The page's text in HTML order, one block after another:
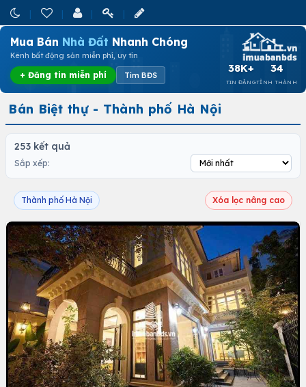
Mua Bán Nhà Đất Nhanh Chóng
Kênh bất động sản miễn phí, uy tín
+ Đăng tin miễn phí Tìm BĐS
38K+
TIN ĐĂNG
34
TỈNH THÀNH
Bán Biệt thự - Thành phố Hà Nội
253 kết quả
Sắp xếp:
Thành phố Hà Nội Xóa lọc nâng cao